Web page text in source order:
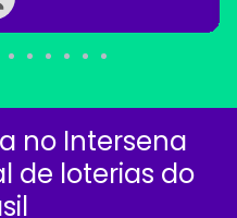
no Intersena
de loterias do